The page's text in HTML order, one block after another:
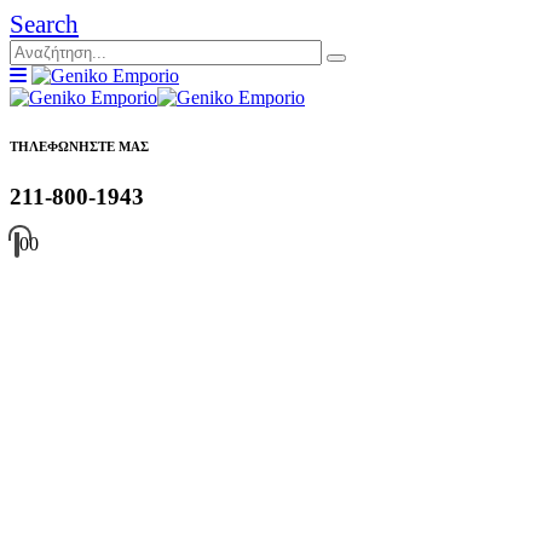
Search
ΤΗΛΕΦΩΝΗΣΤΕ ΜΑΣ
211-800-1943
00